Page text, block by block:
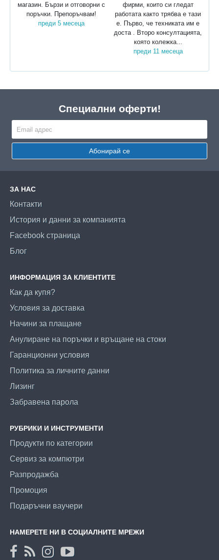
магазин. Бързи и отговорни с
поръчки. Препоръчвам!
преди 5 месеца
фирми, които си гледат
работата както трябва е тази
е. Първо, че техниката им е
доста . Второ консултацията,
която колежка...
преди 11 месеца
Специални оферти!
Абонирай се
ЗА НАС
Контакти
История и данни за компанията
Facebook страница
Блог
ИНФОРМАЦИЯ ЗА КЛИЕНТИТЕ
Как да купя?
Условия за доставка
Начини за плащане
Анулиране на поръчки и връщане на стоки
Гаранционни условия
Политика за личните данни
Лизинг
Забравена парола
РУБРИКИ И ИНСТРУМЕНТИ
Продукти по категории
Сервиз за компютри
Разпродажба
Промоция
Подаръчни ваучери
НАМЕРЕТЕ НИ В СОЦИАЛНИТЕ МРЕЖИ